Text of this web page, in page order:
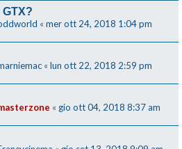
« mer ott 24, 2018 1:04 pm
« lun ott 22, 2018 2:59 pm
« gio ott 04, 2018 8:37 am